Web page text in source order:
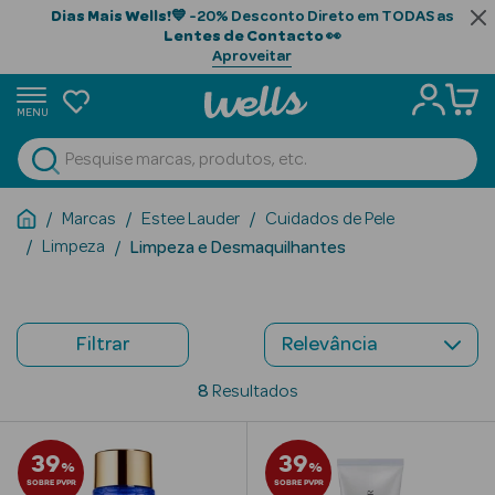
Dias Mais Wells!💙 -20% Desconto Direto em TODAS as
Lentes de Contacto👀
Aproveitar
MENU
Ver Tudo
Beauty Season
Beauty Season
Cosmética
Luxo
Marcas Estee Lauder
Cuidados de Pele
Limpeza
Limpeza e Desmaquilhantes
Filtrar
8 Resultados
39%
SOBRE PVPR
39%
SOBRE PVPR